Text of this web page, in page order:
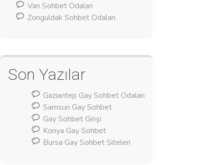
Van Sohbet Odaları
Zonguldak Sohbet Odaları
Son Yazılar
Gaziantep Gay Sohbet Odaları
Samsun Gay Sohbet
Gay Sohbet Girişi
Konya Gay Sohbet
Bursa Gay Sohbet Siteleri